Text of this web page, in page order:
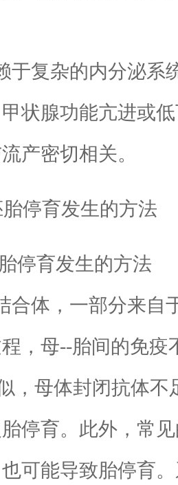
复杂的内分泌系
状腺功能亢进或
产密切相关。
停育发生的方法
体，一部分来自
，母--胎间的免
，母体封闭抗体
停育。此外，常
可能导致胎停育